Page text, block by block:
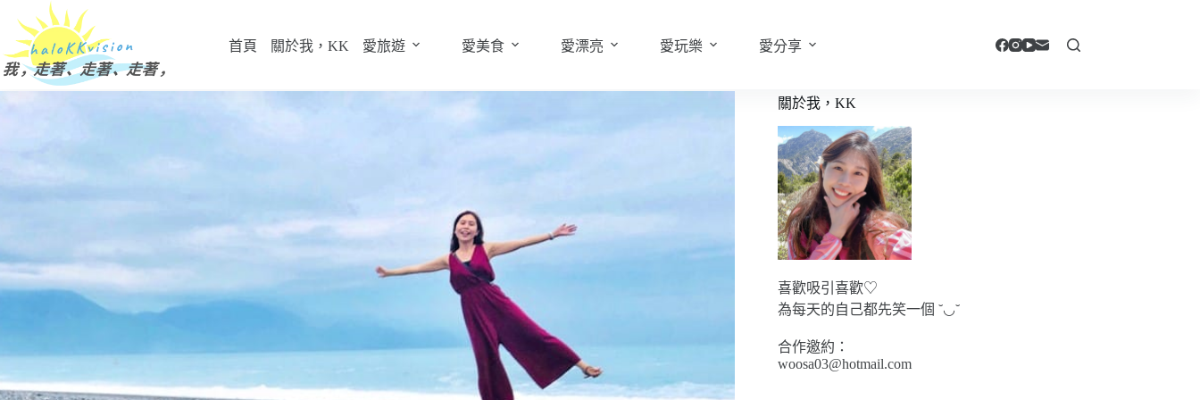
主
要
首頁 關於我，KK 愛旅遊 愛美食 愛漂亮 愛玩樂 愛分享
關於我，KK
喜歡吸引喜歡♡
為每天的自己都先笑一個 ˘◡˘
合作邀約：
woosa03@hotmail.com